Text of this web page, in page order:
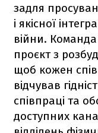
задля
і якісної
війни.
проєкт з
щоб кожен
відчував
співпраці та
доступних